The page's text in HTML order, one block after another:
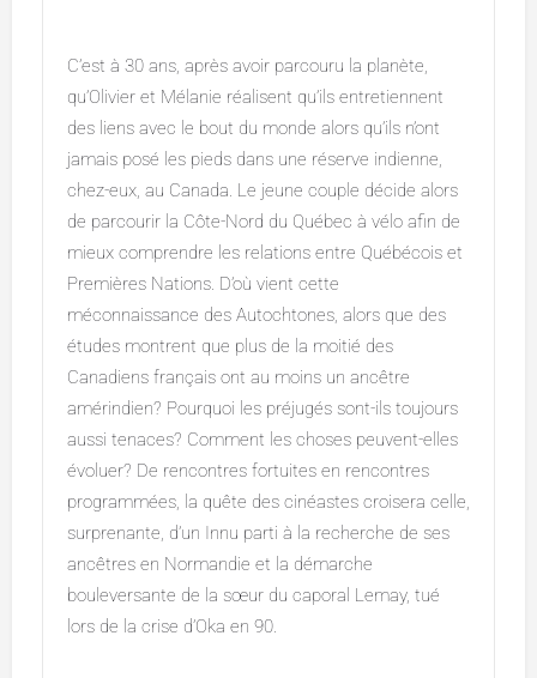
C’est à 30 ans, après avoir parcouru la planète,
qu’Olivier et Mélanie réalisent qu’ils entretiennent
des liens avec le bout du monde alors qu’ils n’ont
jamais posé les pieds dans une réserve indienne,
chez-eux, au Canada. Le jeune couple décide alors
de parcourir la Côte-Nord du Québec à vélo afin de
mieux comprendre les relations entre Québécois et
Premières Nations. D’où vient cette
méconnaissance des Autochtones, alors que des
études montrent que plus de la moitié des
Canadiens français ont au moins un ancêtre
amérindien? Pourquoi les préjugés sont-ils toujours
aussi tenaces? Comment les choses peuvent-elles
évoluer? De rencontres fortuites en rencontres
programmées, la quête des cinéastes croisera celle,
surprenante, d’un Innu parti à la recherche de ses
ancêtres en Normandie et la démarche
bouleversante de la sœur du caporal Lemay, tué
lors de la crise d’Oka en 90.